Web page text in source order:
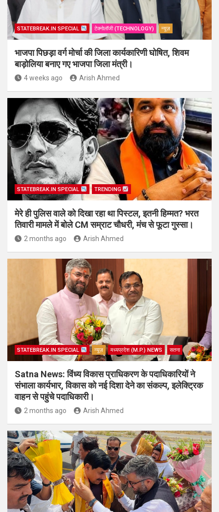
STATEBREAK.IN SPECIAL टेक्नोलॉजी (TECHNOLOGY) न्यूज़
भाजपा पिछड़ा वर्ग मोर्चा की जिला कार्यकारिणी घोषित, शिवम
बाड़ोलिया बनाए गए भाजपा जिला मंत्री।
4 weeks ago Arish Ahmed
STATEBREAK.IN SPECIAL TRENDING
मेरे ही पुलिस वाले को दिखा रहा था पिस्टल, इतनी हिम्मत? भरत
तिवारी मामले में बोले CM सम्राट चौधरी, मंच से फूटा गुस्सा।
2 months ago Arish Ahmed
STATEBREAK.IN SPECIAL न्यूज़ मध्यप्रदेश (M.P.) NEWS सतना
Satna News: विंध्य विकास प्राधिकरण के पदाधिकारियों ने
संभाला कार्यभार, विकास को नई दिशा देने का संकल्प, इलेक्ट्रिक
वाहन से पहुंचे पदाधिकारी।
2 months ago Arish Ahmed